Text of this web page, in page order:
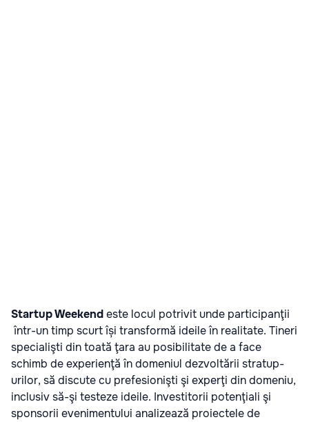
Startup Weekendeste locul potrivit unde participanţii
într-un timp scurt își transformă ideile în realitate. Tineri
specialişti din toată ţara au posibilitate de a face
schimb de experienţă în domeniul dezvoltării stratup-
urilor, să discute cu prefesionişti şi experţi din domeniu,
inclusiv să-şi testeze ideile. Investitorii potenţiali şi
sponsorii evenimentului analizează proiectele de